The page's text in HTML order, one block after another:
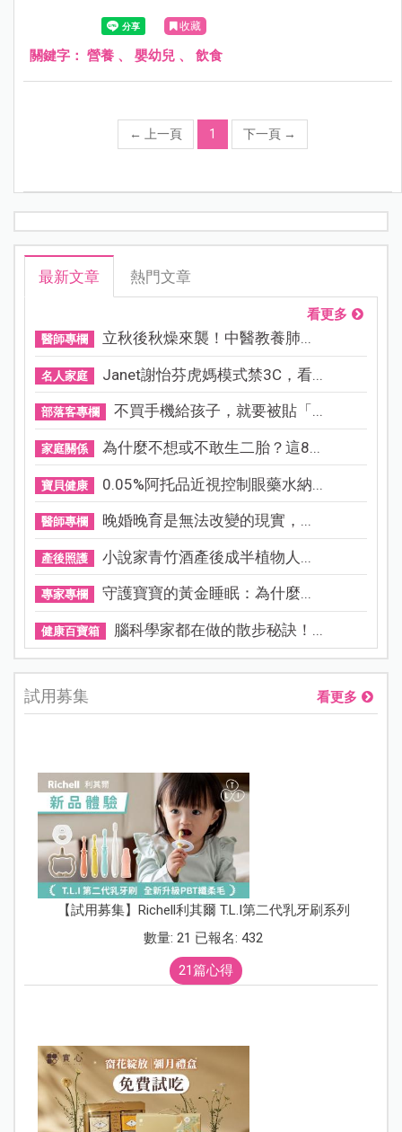
收藏
關鍵字： 營養 、 嬰幼兒 、 飲食
← 上一頁 1 下一頁 →
最新文章 熱門文章
看更多
醫師專欄 立秋後秋燥來襲！中醫教養肺...
名人家庭 Janet謝怡芬虎媽模式禁3C，看...
部落客專欄 不買手機給孩子，就要被貼「...
家庭關係 為什麼不想或不敢生二胎？這8...
寶貝健康 0.05%阿托品近視控制眼藥水納...
醫師專欄 晚婚晚育是無法改變的現實，...
產後照護 小說家青竹酒產後成半植物人...
專家專欄 守護寶寶的黃金睡眠：為什麼...
健康百寶箱 腦科學家都在做的散步秘訣！...
試用募集 看更多
【試用募集】Richell利其爾 T.L.I第二代乳牙刷系列
數量: 21 已報名: 432
21篇心得